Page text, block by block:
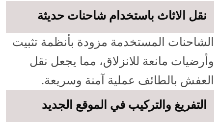
نقل الاثاث باستخدام شاحنات حديثة
الشاحنات المستخدمة مزودة بأنظمة تثبيت
وأرضيات مانعة للانزلاق، مما يجعل نقل
العفش بالطائف عملية آمنة وسريعة.
التفريغ والتركيب في الموقع الجديد